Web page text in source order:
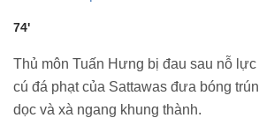
74'
Thủ môn Tuấn Hưng bị đau sau nỗ
cú đá phạt của Sattawas đưa bóng
dọc và xà ngang khung thành.